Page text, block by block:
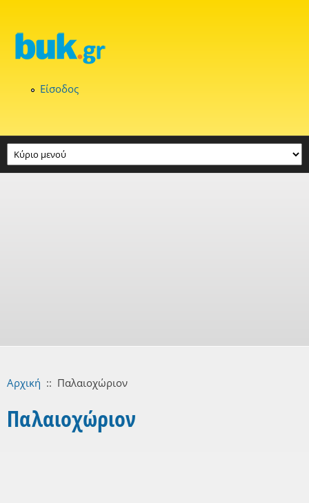
Είσοδος
Αρχική :: Παλαιοχώριον
Παλαιοχώριον